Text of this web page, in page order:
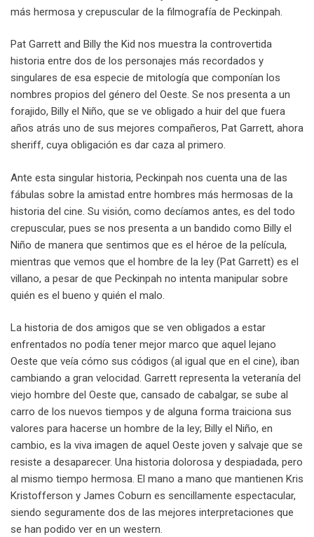
más hermosa y crepuscular de la filmografía de Peckinpah.
Pat Garrett and Billy the Kid nos muestra la controvertida
historia entre dos de los personajes más recordados y
singulares de esa especie de mitología que componían los
nombres propios del género del Oeste. Se nos presenta a un
forajido, Billy el Niño, que se ve obligado a huir del que fuera
años atrás uno de sus mejores compañeros, Pat Garrett, ahora
sheriff, cuya obligación es dar caza al primero.
Ante esta singular historia, Peckinpah nos cuenta una de las
fábulas sobre la amistad entre hombres más hermosas de la
historia del cine. Su visión, como decíamos antes, es del todo
crepuscular, pues se nos presenta a un bandido como Billy el
Niño de manera que sentimos que es el héroe de la película,
mientras que vemos que el hombre de la ley (Pat Garrett) es el
villano, a pesar de que Peckinpah no intenta manipular sobre
quién es el bueno y quién el malo.
La historia de dos amigos que se ven obligados a estar
enfrentados no podía tener mejor marco que aquel lejano
Oeste que veía cómo sus códigos (al igual que en el cine), iban
cambiando a gran velocidad. Garrett representa la veteranía del
viejo hombre del Oeste que, cansado de cabalgar, se sube al
carro de los nuevos tiempos y de alguna forma traiciona sus
valores para hacerse un hombre de la ley; Billy el Niño, en
cambio, es la viva imagen de aquel Oeste joven y salvaje que se
resiste a desaparecer. Una historia dolorosa y despiadada, pero
al mismo tiempo hermosa. El mano a mano que mantienen Kris
Kristofferson y James Coburn es sencillamente espectacular,
siendo seguramente dos de las mejores interpretaciones que
se han podido ver en un western.